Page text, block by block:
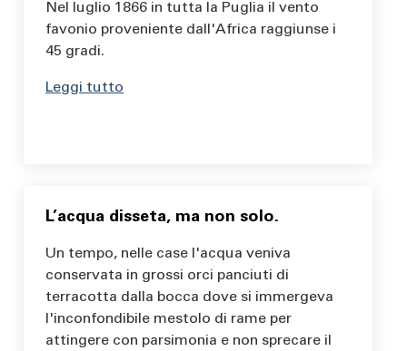
Nel luglio 1866 in tutta la Puglia il vento
favonio proveniente dall'Africa raggiunse i
45 gradi.
Leggi tutto
L’acqua disseta, ma non solo.
Un tempo, nelle case l'acqua veniva
conservata in grossi orci panciuti di
terracotta dalla bocca dove si immergeva
l'inconfondibile mestolo di rame per
attingere con parsimonia e non sprecare il